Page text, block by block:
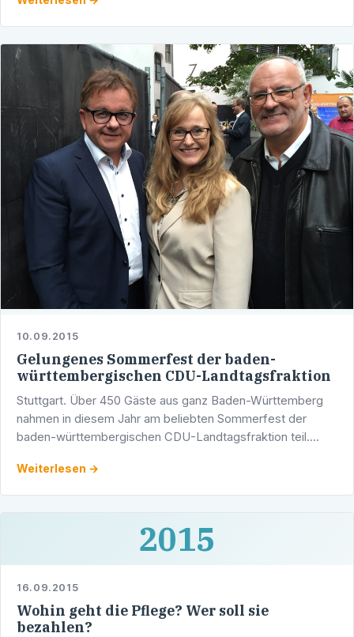
und damit der …
10.09.2015
Gelungenes Sommerfest der baden-
württembergischen CDU-Landtagsfraktion
Stuttgart. Über 450 Gäste aus ganz Baden-Württemberg
nahmen in diesem Jahr am beliebten Sommerfest der
baden-württembergischen CDU-Landtagsfraktion teil.
Wolf MdL, …
Weiterlesen →
2015
16.09.2015
Wohin geht die Pflege? Wer soll sie
bezahlen?